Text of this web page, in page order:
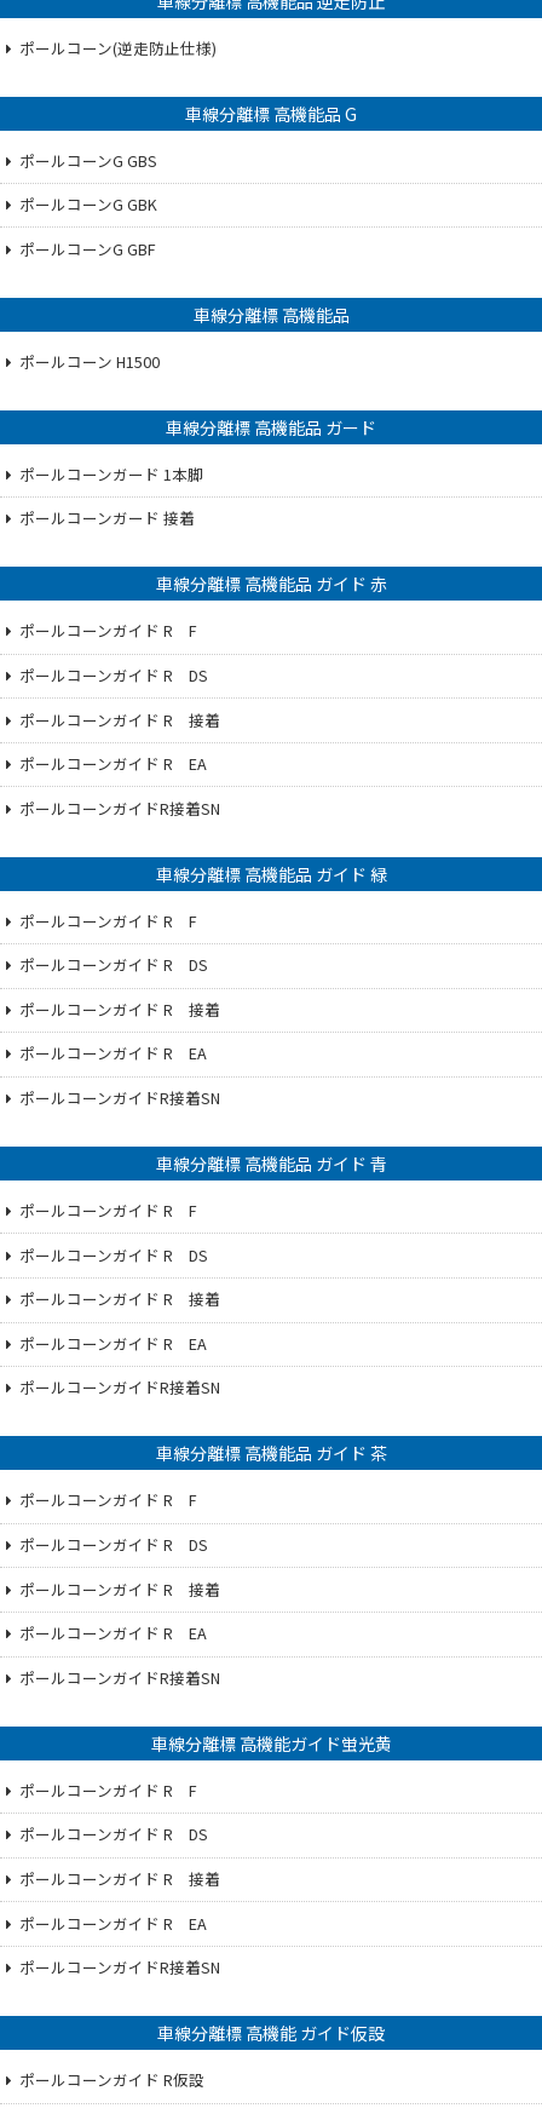
ポールコーン(逆走防止仕様)
車線分離標 高機能品 G
ポールコーンG GBS
ポールコーンG GBK
ポールコーンG GBF
車線分離標 高機能品
ポールコーン H1500
車線分離標 高機能品 ガード
ポールコーンガード 1本脚
ポールコーンガード 接着
車線分離標 高機能品 ガイド 赤
ポールコーンガイド R F
ポールコーンガイド R DS
ポールコーンガイド R 接着
ポールコーンガイド R EA
ポールコーンガイドR接着SN
車線分離標 高機能品 ガイド 緑
ポールコーンガイド R F
ポールコーンガイド R DS
ポールコーンガイド R 接着
ポールコーンガイド R EA
ポールコーンガイドR接着SN
車線分離標 高機能品 ガイド 青
ポールコーンガイド R F
ポールコーンガイド R DS
ポールコーンガイド R 接着
ポールコーンガイド R EA
ポールコーンガイドR接着SN
車線分離標 高機能品 ガイド 茶
ポールコーンガイド R F
ポールコーンガイド R DS
ポールコーンガイド R 接着
ポールコーンガイド R EA
ポールコーンガイドR接着SN
車線分離標 高機能ガイド蛍光黄
ポールコーンガイド R F
ポールコーンガイド R DS
ポールコーンガイド R 接着
ポールコーンガイド R EA
ポールコーンガイドR接着SN
車線分離標 高機能 ガイド仮設
ポールコーンガイド R仮設